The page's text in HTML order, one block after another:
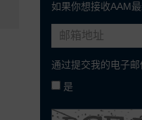
如果你想接收AAM
通过提交我的电子
是